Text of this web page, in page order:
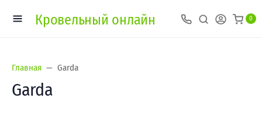
Кровельный онлайн 0
Главная Garda
Garda